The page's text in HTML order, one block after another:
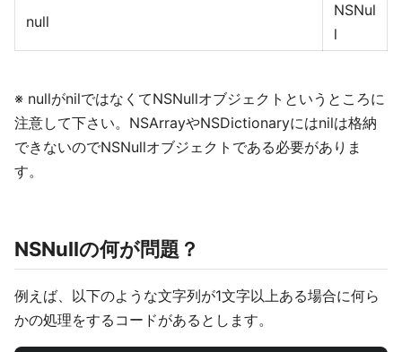
null
NSNul
l
※ nullがnilではなくてNSNullオブジェクトというところに
注意して下さい。NSArrayやNSDictionaryにはnilは格納
できないのでNSNullオブジェクトである必要がありま
す。
NSNullの何が問題？
例えば、以下のような文字列が1文字以上ある場合に何ら
かの処理をするコードがあるとします。